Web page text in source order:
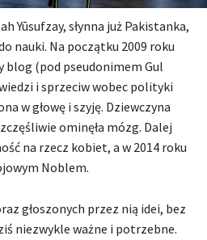
Yūsufzay, słynna już Pakistanka,
nauki. Na początku 2009 roku
blog (pod pseudonimem Gul
i sprzeciw wobec polityki
w głowę i szyję. Dziewczyna
ominęła mózg. Dalej
na rzecz kobiet, a w 2014 roku
Noblem.
głoszonych przez nią idei, bez
niezwykle ważne i potrzebne.